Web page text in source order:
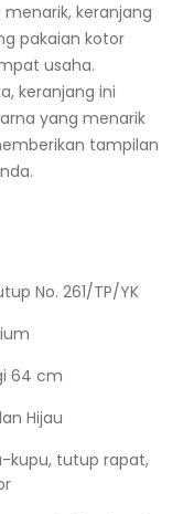
keranjang
pakaian kotor
usaha.
keranjang ini
yang menarik
tampilan
No. 261/TP/YK
64 cm
Hijau
kupu, tutup rapat,